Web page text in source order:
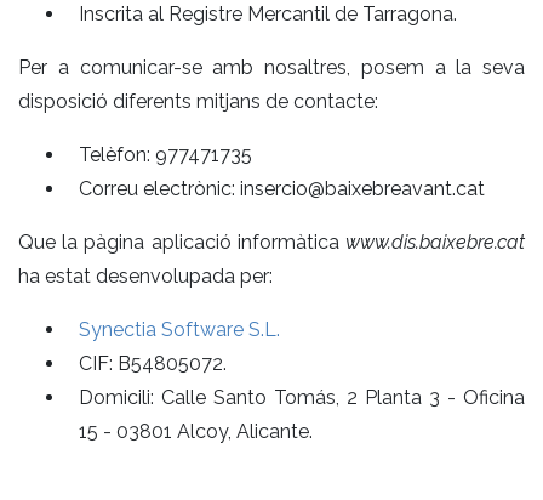
Inscrita al Registre Mercantil de Tarragona.
Per a comunicar-se amb nosaltres, posem a la seva
disposició diferents mitjans de contacte:
Telèfon: 977471735
Correu electrònic: insercio@baixebreavant.cat
Que la pàgina aplicació informàtica www.dis.baixebre.cat
ha estat desenvolupada per:
Synectia Software S.L.
CIF: B54805072.
Domicili: Calle Santo Tomás, 2 Planta 3 - Oficina
15 - 03801 Alcoy, Alicante.